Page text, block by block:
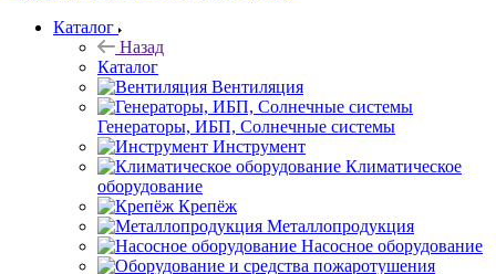
Каталог
Назад
Каталог
Вентиляция
Генераторы, ИБП, Солнечные системы
Инструмент
Климатическое
оборудование
Крепёж
Металлопродукция
Насосное оборудование